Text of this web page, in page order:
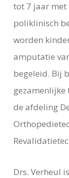
tot 7 jaar met
poliklinisch
worden
amputatie
begeleid. Bij
gezamenlijke
de afdeling
Drs. Verheul